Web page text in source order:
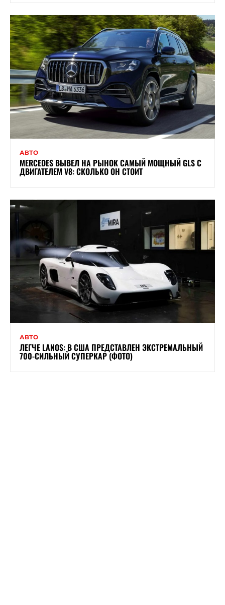
АВТО
MERCEDES ВЫВЕЛ НА РЫНОК САМЫЙ МОЩНЫЙ GLS С
ДВИГАТЕЛЕМ V8: СКОЛЬКО ОН СТОИТ
АВТО
ЛЕГЧЕ LANOS: В США ПРЕДСТАВЛЕН ЭКСТРЕМАЛЬНЫЙ
700-СИЛЬНЫЙ СУПЕРКАР (ФОТО)